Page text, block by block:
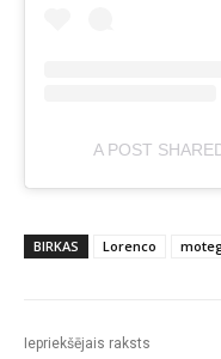
A POST
BIRKAS Lorenco
Iepriekšējais raksts